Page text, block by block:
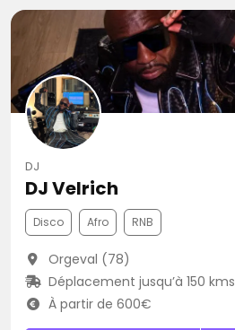
DJ
DJ Velrich
Disco Afro RNB
Orgeval (78)
Déplacement jusqu’à 150 kms
À partir de 600€